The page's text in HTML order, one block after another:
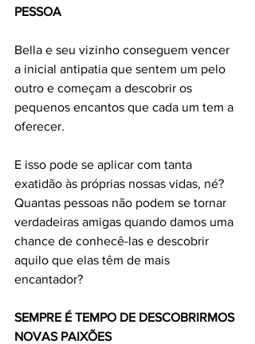
PESSOA
Bella e seu vizinho conseguem vencer
a inicial antipatia que sentem um pelo
outro e começam a descobrir os
pequenos encantos que cada um tem a
oferecer.
E isso pode se aplicar com tanta
exatidão às próprias nossas vidas, né?
Quantas pessoas não podem se tornar
verdadeiras amigas quando damos uma
chance de conhecê-las e descobrir
aquilo que elas têm de mais
encantador?
SEMPRE É TEMPO DE DESCOBRIRMOS
NOVAS PAIXÕES